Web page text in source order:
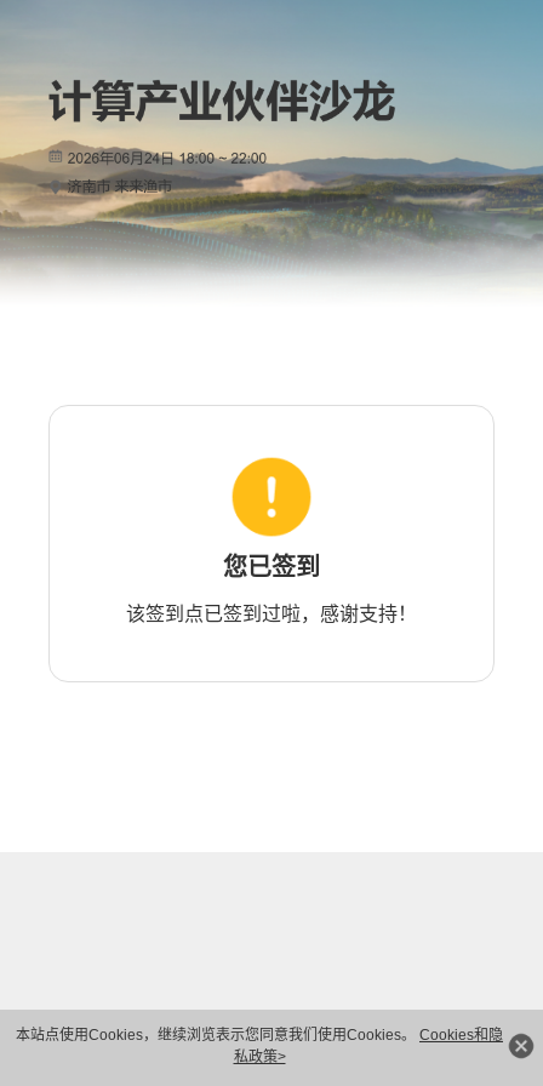
本站点使用Cookies，继续浏览表示您同意我们使用Cookies。 Cookies和隐
私政策>
您已签到
该签到点已签到过啦，感谢支持！